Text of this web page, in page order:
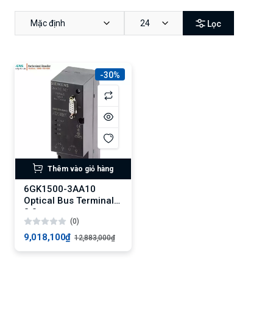
Mặc định 24 Lọc
-30%
Thêm vào giỏ hàng
6GK1500-3AA10
Optical Bus Terminal
2.0
(0)
9,018,100₫ 12,883,000₫